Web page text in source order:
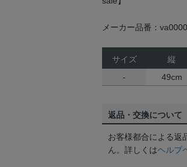
メーカー品番：
サイズ
縦
-
49cm
返品・交換について
お客様都合による返
ん。詳しくはヘルプ